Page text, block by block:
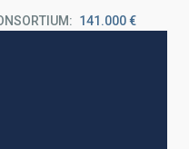
141.000 €